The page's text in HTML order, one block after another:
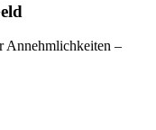
Annehmlichkeiten –